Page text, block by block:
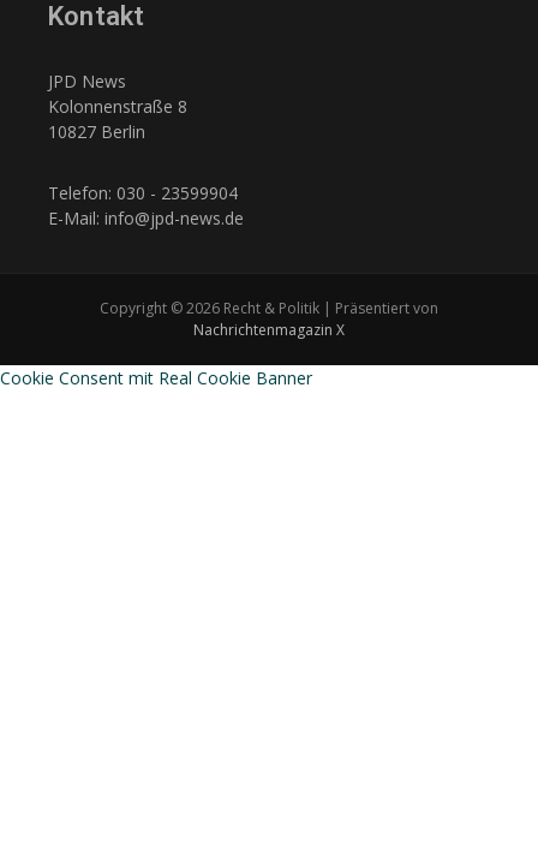
Kontakt
JPD News
Kolonnenstraße 8
10827 Berlin
Telefon: 030 - 23599904
E-Mail: info@jpd-news.de
Copyright © 2026 Recht & Politik | Präsentiert von
Nachrichtenmagazin X
Cookie Consent mit Real Cookie Banner